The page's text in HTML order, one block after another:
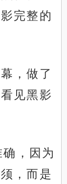
完整的
，做了
见黑影
，因为
，而是